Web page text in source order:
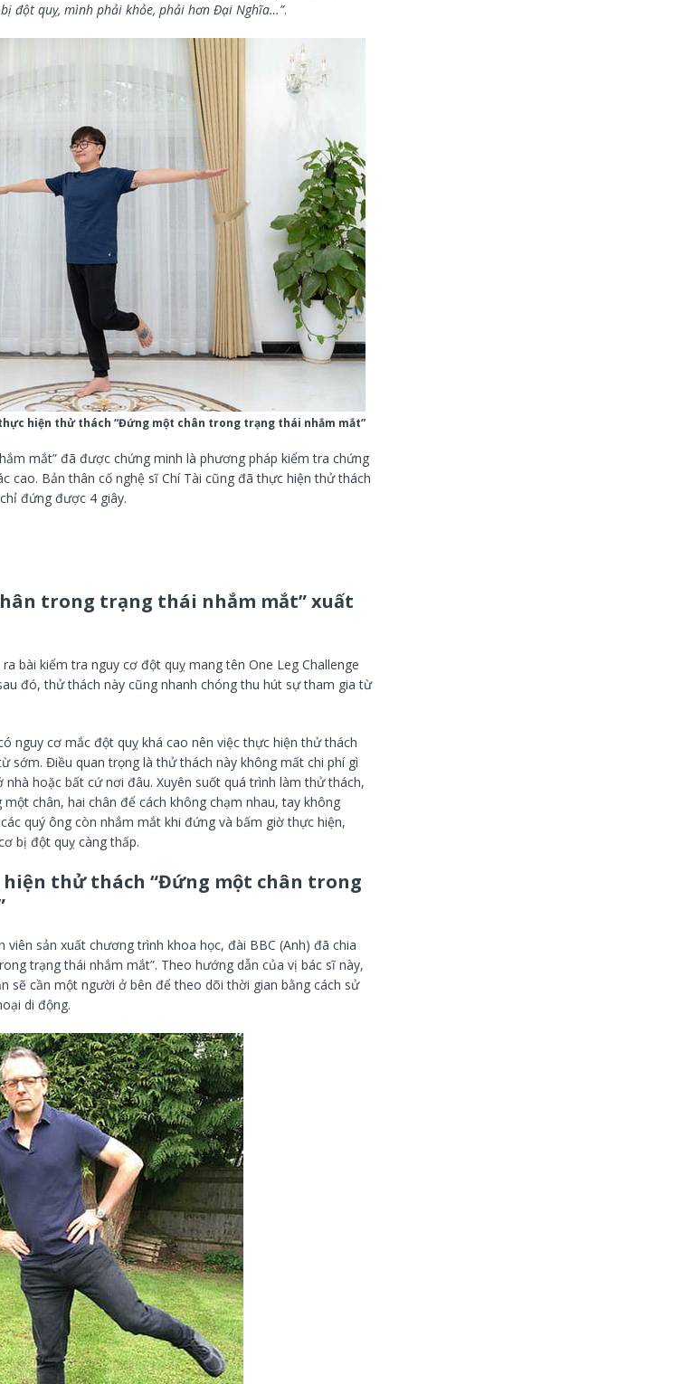
đột quỵ, mình phải khỏe, phải hơn Đại Nghĩa…”.
hiện thử thách “Đứng một chân trong trạng thái nhắm mắt”
mắt” đã được chứng minh là phương pháp kiểm tra chứng
cao. Bản thân cố nghệ sĩ Chí Tài cũng đã thực hiện thử thách
đứng được 4 giây.
trong trạng thái nhắm mắt” xuất
bài kiểm tra nguy cơ đột quỵ mang tên One Leg Challenge
đó, thử thách này cũng nhanh chóng thu hút sự tham gia từ
nguy cơ mắc đột quỵ khá cao nên việc thực hiện thử thách
sớm. Điều quan trọng là thử thách này không mất chi phí gì
hoặc bất cứ nơi đâu. Xuyên suốt quá trình làm thử thách,
chân, hai chân để cách không chạm nhau, tay không
quý ông còn nhắm mắt khi đứng và bấm giờ thực hiện,
bị đột quỵ càng thấp.
hiện thử thách “Đứng một chân trong
viên sản xuất chương trình khoa học, đài BBC (Anh) đã chia
trạng thái nhắm mắt”. Theo hướng dẫn của vị bác sĩ này,
sẽ cần một người ở bên để theo dõi thời gian bằng cách sử
di động.